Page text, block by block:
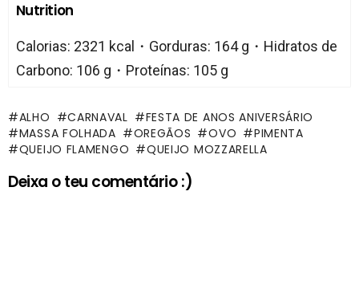
Nutrition
Calorias: 2321 kcal・Gorduras: 164 g・Hidratos de
Carbono: 106 g・Proteínas: 105 g
ALHO CARNAVAL
FESTA DE ANOS ANIVERSÁRIO
MASSA FOLHADA
OREGÃOS OVO
PIMENTA
QUEIJO FLAMENGO
QUEIJO MOZZARELLA
Deixa o teu comentário :)